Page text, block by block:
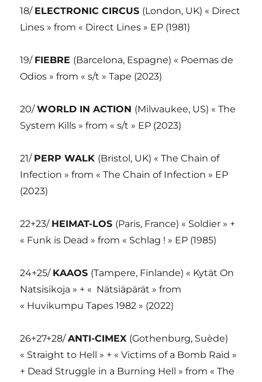
18/ ELECTRONIC CIRCUS (London, UK) « Direct
Lines » from « Direct Lines » EP (1981)
19/ FIEBRE (Barcelona, Espagne) « Poemas de
Odios » from « s/t » Tape (2023)
20/WORLD IN ACTION (Milwaukee, US) « The
System Kills » from « s/t » EP (2023)
21/ PERP WALK (Bristol, UK) « The Chain of
Infection » from « The Chain of Infection » EP
(2023)
22+23/ HEIMAT-LOS (Paris, France) « Soldier » +
« Funk is Dead » from « Schlag ! » EP (1985)
24+25/ KAAOS (Tampere, Finlande) « Kytät On
Natsisikoja » + « Nätsiäpärät » from
« Huvikumpu Tapes 1982 » (2022)
26+27+28/ANTI-CIMEX (Gothenburg, Suède)
« Straight to Hell » + « Victims of a Bomb Raid »
+ Dead Struggle in a Burning Hell » from « The